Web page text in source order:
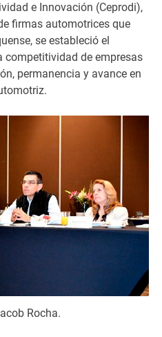
e Innovación (Ceprodi),
firmas automotrices que
se estableció el
competitividad de empresas
permanencia y avance en
Rocha.